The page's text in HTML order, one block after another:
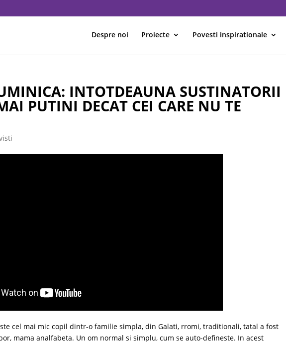
Despre noi Proiecte Povesti inspirationale
INTOTDEAUNA SUSTINATORII
PUTINI DECAT CEI CARE NU TE
cel mai mic copil dintr-o familie simpla, din Galati, rromi, traditionali, tatal a fost
mama analfabeta. Un om normal si simplu, cum se auto-defineste. In acest